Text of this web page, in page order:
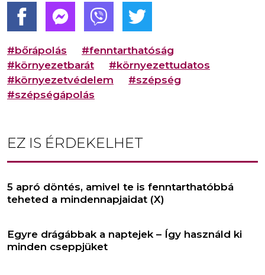
#bőrápolás
#fenntarthatóság
#környezetbarát
#környezettudatos
#környezetvédelem
#szépség
#szépségápolás
EZ IS ÉRDEKELHET
5 apró döntés, amivel te is fenntarthatóbbá
teheted a mindennapjaidat (X)
Egyre drágábbak a naptejek – Így használd ki
minden cseppjüket